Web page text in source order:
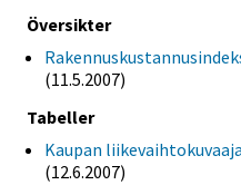
Översikter
(11.5.2007)
Tabeller
Kaupan
(12.6.2007)